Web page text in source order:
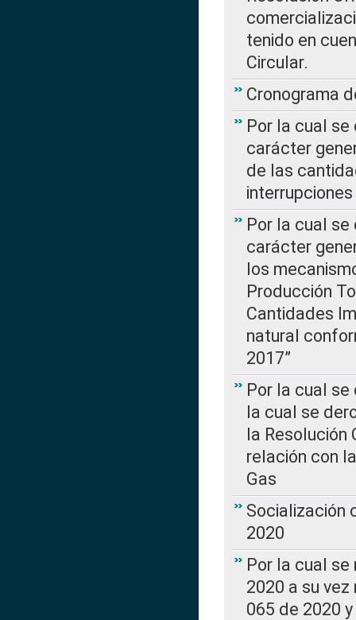
tenido en
Circular.
Cronograma
Por la cual
carácter
de las
Por la cual
carácter
los
Producción
Cantidades
natural
2017”
Por la cual
la cual se
la Resolución
relación con
Gas
Socialización
2020
Por la cual se
2020 a su
065 de 2020